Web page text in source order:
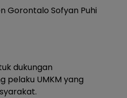
Gorontalo Sofyan Puhi
dukungan
pelaku UMKM yang